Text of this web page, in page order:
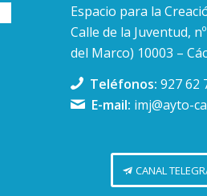
Espacio para la
Calle de la Juventud,
del Marco) 10003 –
Teléfonos: 927 62
E-mail: imj@ayto-
CANAL